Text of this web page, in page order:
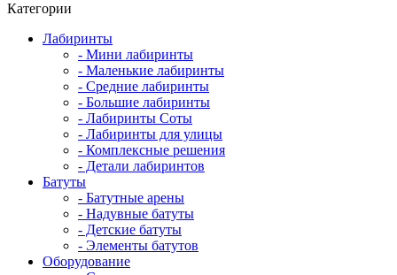
Категории
Лабиринты
- Мини лабиринты
- Маленькие лабиринты
- Средние лабиринты
- Большие лабиринты
- Лабиринты Соты
- Лабиринты для улицы
- Комплексные решения
- Детали лабиринтов
Батуты
- Батутные арены
- Надувные батуты
- Детские батуты
- Элементы батутов
Оборудование